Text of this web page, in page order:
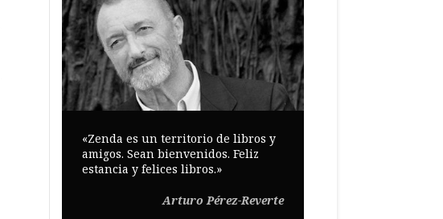
«Zenda es un territorio de libros y
amigos. Sean bienvenidos. Feliz
estancia y felices libros.»
Arturo Pérez-Reverte